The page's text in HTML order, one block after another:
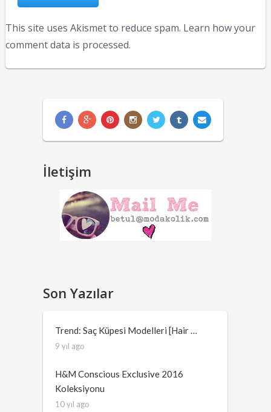
This site uses Akismet to reduce spam. Learn how your
comment data is processed.
İletişim
Son Yazılar
Trend: Saç Küpesi Modelleri [Hair …
9 yıl ago
H&M Conscious Exclusive 2016
Koleksiyonu
10 yıl ago